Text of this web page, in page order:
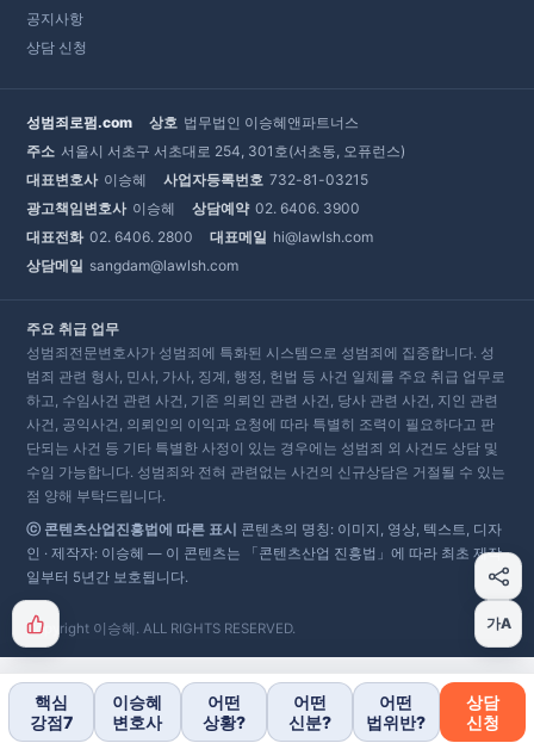
공지사항
상담 신청
성범죄로펌.com 상호 법무법인 이승혜앤파트너스
주소 서울시 서초구 서초대로 254, 301호(서초동, 오퓨런스)
대표변호사 이승혜 사업자등록번호 732-81-03215
광고책임변호사 이승혜 상담예약 02. 6406. 3900
대표전화 02. 6406. 2800 대표메일 hi@lawlsh.com
상담메일 sangdam@lawlsh.com
주요 취급 업무
성범죄전문변호사가 성범죄에 특화된 시스템으로 성범죄에 집중합니다. 성
범죄 관련 형사, 민사, 가사, 징계, 행정, 헌법 등 사건 일체를 주요 취급 업무로
하고, 수임사건 관련 사건, 기존 의뢰인 관련 사건, 당사 관련 사건, 지인 관련
사건, 공익사건, 의뢰인의 이익과 요청에 따라 특별히 조력이 필요하다고 판
단되는 사건 등 기타 특별한 사정이 있는 경우에는 성범죄 외 사건도 상담 및
수임 가능합니다. 성범죄와 전혀 관련없는 사건의 신규상담은 거절될 수 있는
점 양해 부탁드립니다.
ⓒ 콘텐츠산업진흥법에 따른 표시 콘텐츠의 명칭: 이미지, 영상, 텍스트, 디자
인 · 제작자: 이승혜 — 이 콘텐츠는 「콘텐츠산업 진흥법」에 따라 최초 제작
일부터 5년간 보호됩니다.
Copyright 이승혜. ALL RIGHTS RESERVED. 가A
핵심
강점7
이승혜
변호사
어떤
상황?
어떤
신분?
어떤
법위반?
상담
신청